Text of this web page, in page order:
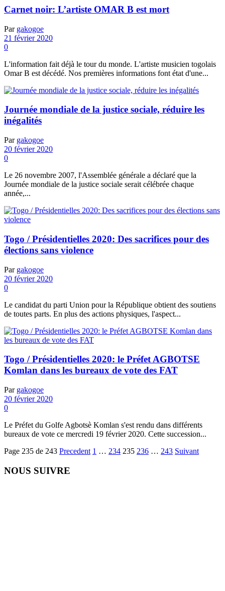
Carnet noir: L’artiste OMAR B est mort
Par gakogoe
21 février 2020
0
L'information fait déjà le tour du monde. L'artiste musicien togolais
Omar B est décédé. Nos premières informations font état d'une...
Journée mondiale de la justice sociale, réduire les
inégalités
Par gakogoe
20 février 2020
0
Le 26 novembre 2007, l'Assemblée générale a déclaré que la
Journée mondiale de la justice sociale serait célébrée chaque
année,...
Togo / Présidentielles 2020: Des sacrifices pour des
élections sans violence
Par gakogoe
20 février 2020
0
Le candidat du parti Union pour la République obtient des soutiens
de toutes parts. En plus des actions physiques, l'aspect...
Togo / Présidentielles 2020: le Préfet AGBOTSE
Komlan dans les bureaux de vote des FAT
Par gakogoe
20 février 2020
0
Le Préfet du Golfe Agbotsè Komlan s'est rendu dans différents
bureaux de vote ce mercredi 19 février 2020. Cette succession...
Page 235 de 243 Precedent 1 … 234 235 236 … 243 Suivant
NOUS SUIVRE